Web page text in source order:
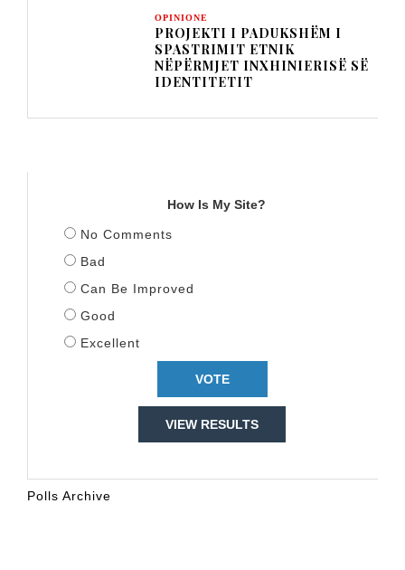
OPINIONE
PROJEKTI I PADUKSHËM I
SPASTRIMIT ETNIK
NËPËRMJET INXHINIERISË SË
IDENTITETIT
How Is My Site?
No Comments
Bad
Can Be Improved
Good
Excellent
VIEW RESULTS
Polls Archive